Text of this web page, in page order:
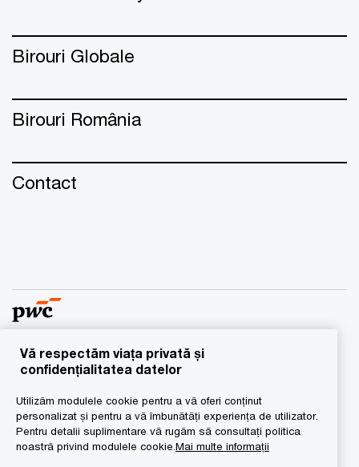
Birouri Globale
Birouri România
Contact
© 2016 - 2026 PwC. Toate drepturile rezervate. “PwC”
PricewaterhouseCoopers International Limited, fiecare
dintre acestea fiind persoană juridică cu statut
independent. Pentru mai multe detalii vă rugăm să vizitaţi
www.pwc.com/structure.
Vă respectăm viața privată și
confidențialitatea datelor
Utilizăm modulele cookie pentru a vă oferi conținut
personalizat și pentru a vă îmbunătăți experiența de utilizator.
Pentru detalii suplimentare vă rugăm să consultați politica
noastră privind modulele cookie. Mai multe informații